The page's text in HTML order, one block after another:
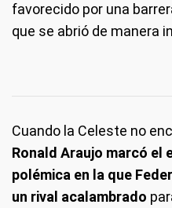
favorecido por una
que se abrió de manera
Cuando la Celeste no
Ronald Araujo marcó el
polémica en la que
un rival acalambrado